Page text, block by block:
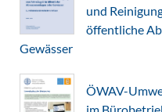
und
öffentliche
Gewässer
ÖWAV-